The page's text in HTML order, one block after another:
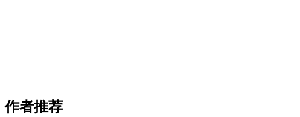
作者推荐